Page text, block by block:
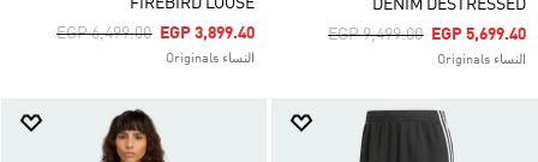
DENIM DESTRESSED
Price Reduced From
EGP 9,499.00ToEGP 5,699.40
النساء Originals
FIREBIRD LOOSE
Price Reduced From
EGP 6,499.00ToEGP 3,899.40
النساء Originals